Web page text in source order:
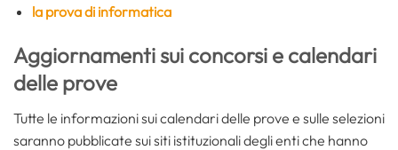
la prova di informatica
Aggiornamenti sui concorsi e calendari
delle prove
Tutte le informazioni sui calendari delle prove e sulle selezioni
saranno pubblicate sui siti istituzionali degli enti che hanno